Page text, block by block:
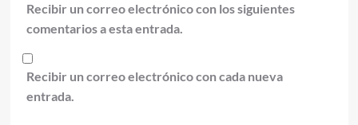
Recibir un correo electrónico con los siguientes
comentarios a esta entrada.
Recibir un correo electrónico con cada nueva
entrada.